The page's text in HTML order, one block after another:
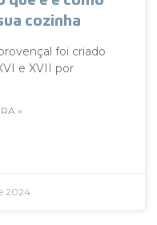
cozinha
foi criado
e XVII por
»
2024